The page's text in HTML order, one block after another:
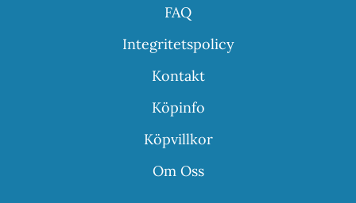
FAQ
Integritetspolicy
Kontakt
Köpinfo
Köpvillkor
Om Oss